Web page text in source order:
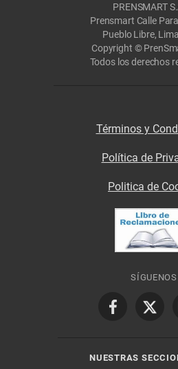
PRENSMART
Prensmart Calle
Pueblo Libre,
Copyright ©
Todos los derechos
Términos y
Política de
Politica de
SÍGUENOS
NUESTRAS